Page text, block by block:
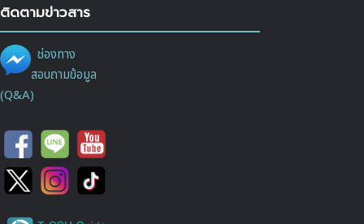
ติดตามข่าวสาร
ช่องทาง
สอบถามข้อมูล
(Q&A)